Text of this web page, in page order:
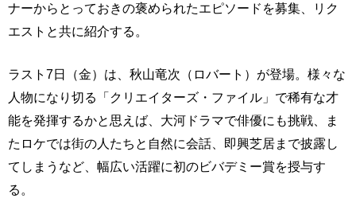
ナーからとっておきの褒められたエピソードを募集、リク
エストと共に紹介する。
ラスト7日（金）は、秋山竜次（ロバート）が登場。様々な
人物になり切る「クリエイターズ・ファイル」で稀有な才
能を発揮するかと思えば、大河ドラマで俳優にも挑戦、ま
たロケでは街の人たちと自然に会話、即興芝居まで披露し
てしまうなど、幅広い活躍に初のビバデミー賞を授与す
る。